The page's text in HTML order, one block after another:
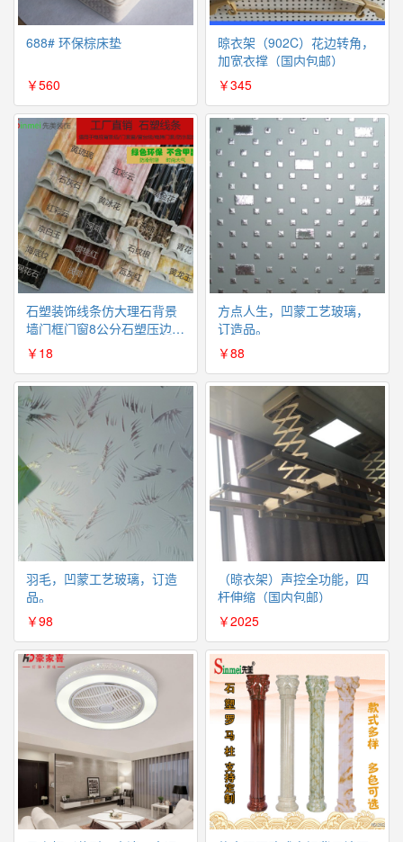
688# 环保棕床垫
￥560
晾衣架（902C）花边转角，
加宽衣撑（国内包邮）
￥345
石塑装饰线条仿大理石背景
墙门框门窗8公分石塑压边线
条（不包邮）
￥18
方点人生，凹蒙工艺玻璃，
订造品。
￥88
羽毛，凹蒙工艺玻璃，订造
品。
￥98
（晾衣架）声控全功能，四
杆伸缩（国内包邮）
￥2025